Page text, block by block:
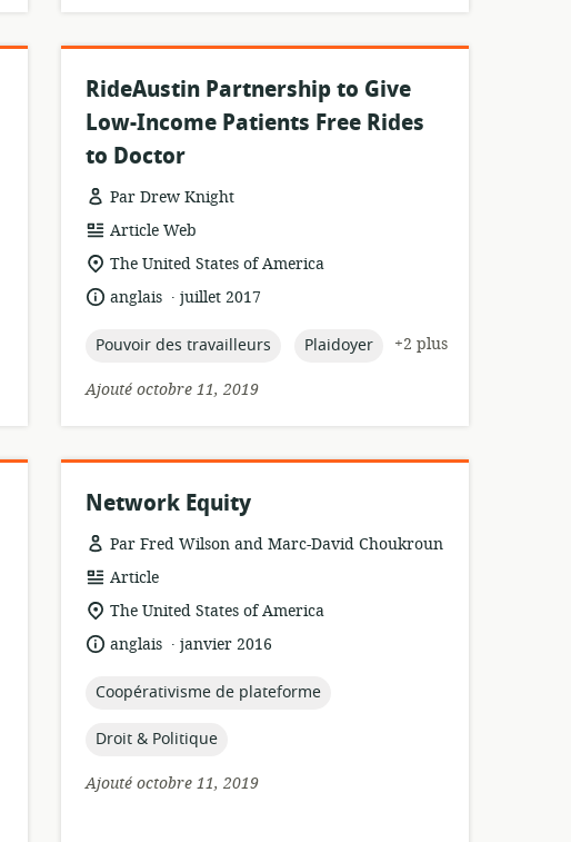
RideAustin Partnership to Give
Low-Income Patients Free Rides
to Doctor
Par Drew Knight
Format
de
ressource:
Article Web
Lieu
pertinence:
The United States of America
langue:
anglais .
date
publication:
juillet 2017
topic:
Pouvoir des travailleurs topic:
Plaidoyer
+2 plus
Ajouté octobre 11, 2019
Network Equity
Par Fred Wilson and Marc-David Choukroun
Format
de
ressource:
Article
Lieu
pertinence:
The United States of America
langue:
anglais .
date
publication:
janvier 2016
topic:
Coopérativisme de plateforme
topic:
Droit & Politique
Ajouté octobre 11, 2019